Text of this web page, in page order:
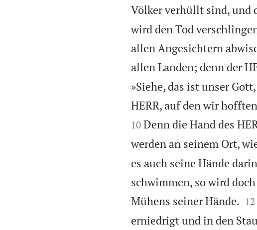
Völker verhüllt sind, und
wird den Tod
allen Angesichtern
allen Landen; denn der
»Siehe, das ist unser
HERR, auf den wir
10 Denn die Hand des
werden an seinem Ort,
es auch seine Hände
schwimmen, so wird
Mühens seiner Hände.
12
erniedrigt und in den